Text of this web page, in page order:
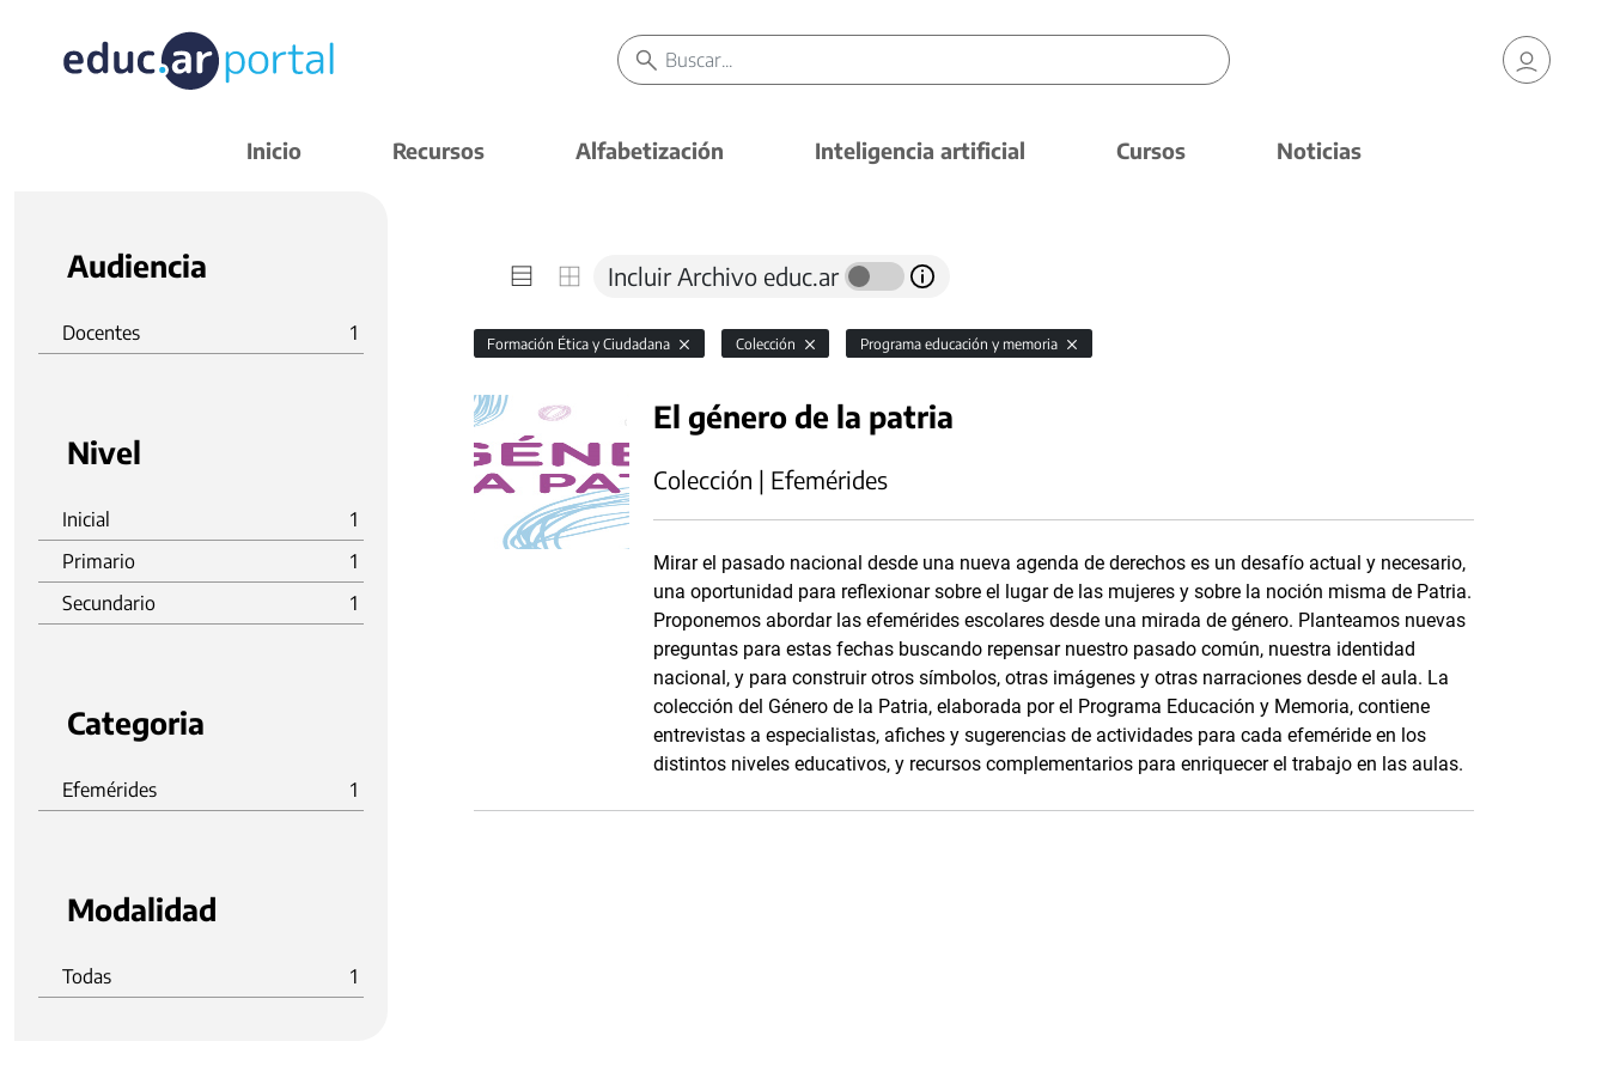
Inicio Recursos Alfabetización Inteligencia artificial Cursos Noticias
Audiencia
Docentes 1
Nivel
Inicial
1
Primario
1
Secundario
1
Categoria
Efemérides 1
Modalidad
Todas 1
Incluir Archivo educ.ar
Formación Ética y Ciudadana Colección Programa educación y memoria
El género de la patria
Colección | Efemérides
Mirar el pasado nacional desde una nueva agenda de derechos es un desafío actual y necesario,
una oportunidad para reflexionar sobre el lugar de las mujeres y sobre la noción misma de Patria.
Proponemos abordar las efemérides escolares desde una mirada de género. Planteamos nuevas
preguntas para estas fechas buscando repensar nuestro pasado común, nuestra identidad
nacional, y para construir otros símbolos, otras imágenes y otras narraciones desde el aula. La
colección del Género de la Patria, elaborada por el Programa Educación y Memoria, contiene
entrevistas a especialistas, afiches y sugerencias de actividades para cada efeméride en los
distintos niveles educativos, y recursos complementarios para enriquecer el trabajo en las aulas.